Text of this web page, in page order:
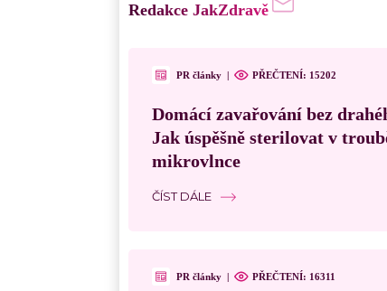
Redakce JakZdravě
PR články | PŘEČTENÍ: 15202
Domácí zavařování bez
Jak úspěšně sterilovat v
mikrovlnce
ČÍST DÁLE
PR články | PŘEČTENÍ: 16311